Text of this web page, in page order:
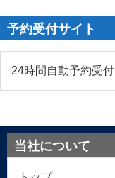
予約受付サイト
24時間自動予約受付
当社について